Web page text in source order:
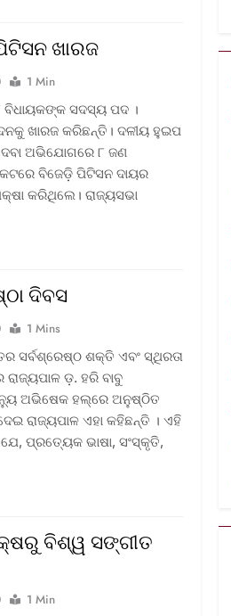
ଖାରଜ
1 Min
ସଦସ୍ୟ ପଦ ।
ଖାରଜ କରିଛନ୍ତି। ଦଳୀୟ ହୁଇପ
ଅଭିଯୋଗରେ ୮ ଜଣ
ବିଜେଡ଼ି ପିଟିସନ ଦାୟର
କରିଥିଲେ। ରାଜ୍ୟସଭା
ଦିବସ
1 Mins
ସର୍ବଶ୍ରେଷ୍ଠ ଶକ୍ତି ଏବଂ ସ୍ଥିରତା
ଡ଼. ହରି ବାବୁ
ଅଭିଷେକ ହଲ୍‌ରେ ଅନୁଷ୍ଠିତ
ରାଜ୍ୟପାଳ ଏହା କହିଛନ୍ତି । ଏହି
ପ୍ରତ୍ୟେକ ଭାଷା, ସଂସ୍କୃତି,
ବିଶ୍ୱ ସଙ୍ଗୀତ
1 Min